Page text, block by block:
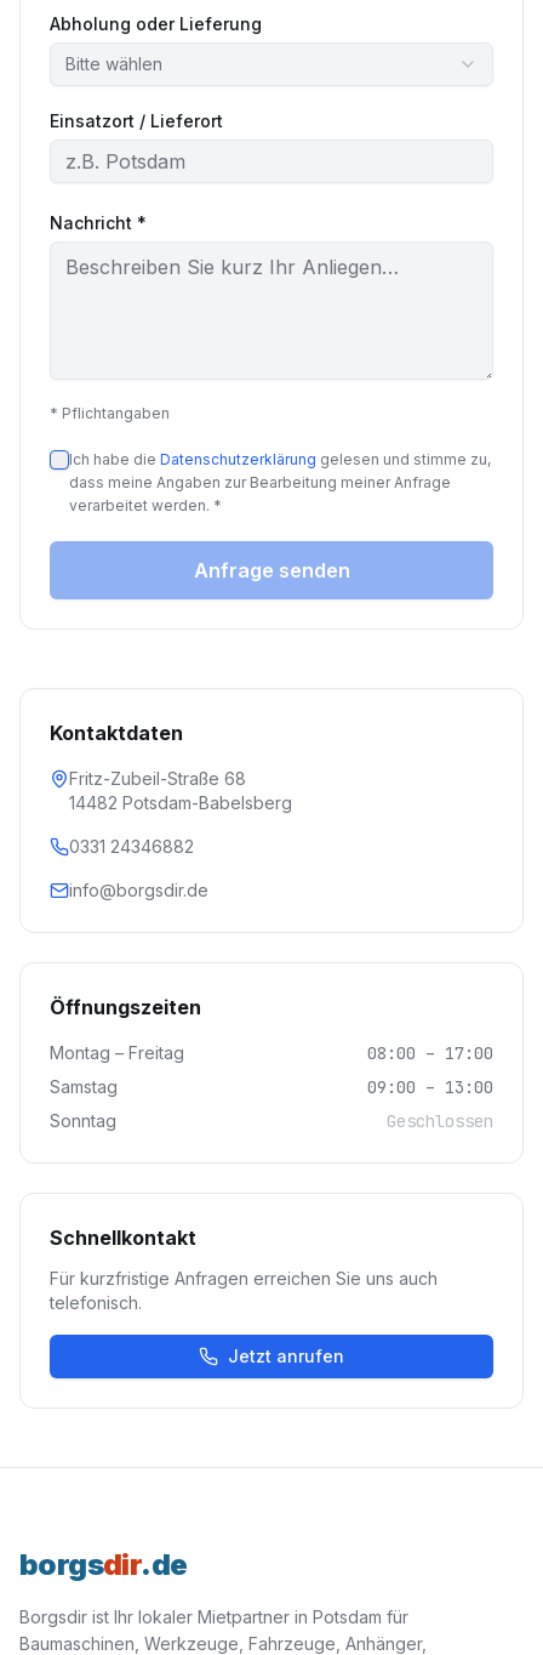
Abholung oder Lieferung
Bitte wählen
Einsatzort / Lieferort
Nachricht *
* Pflichtangaben
Ich habe die Datenschutzerklärung gelesen und stimme zu,
dass meine Angaben zur Bearbeitung meiner Anfrage
verarbeitet werden. *
Anfrage senden
Kontaktdaten
Fritz-Zubeil-Straße 68
14482 Potsdam-Babelsberg
0331 24346882
info@borgsdir.de
Öffnungszeiten
Montag – Freitag 08:00 – 17:00
Samstag 09:00 – 13:00
Sonntag Geschlossen
Schnellkontakt
Für kurzfristige Anfragen erreichen Sie uns auch
telefonisch.
Jetzt anrufen
borgsdir.de
Borgsdir ist Ihr lokaler Mietpartner in Potsdam für
Baumaschinen, Werkzeuge, Fahrzeuge, Anhänger,